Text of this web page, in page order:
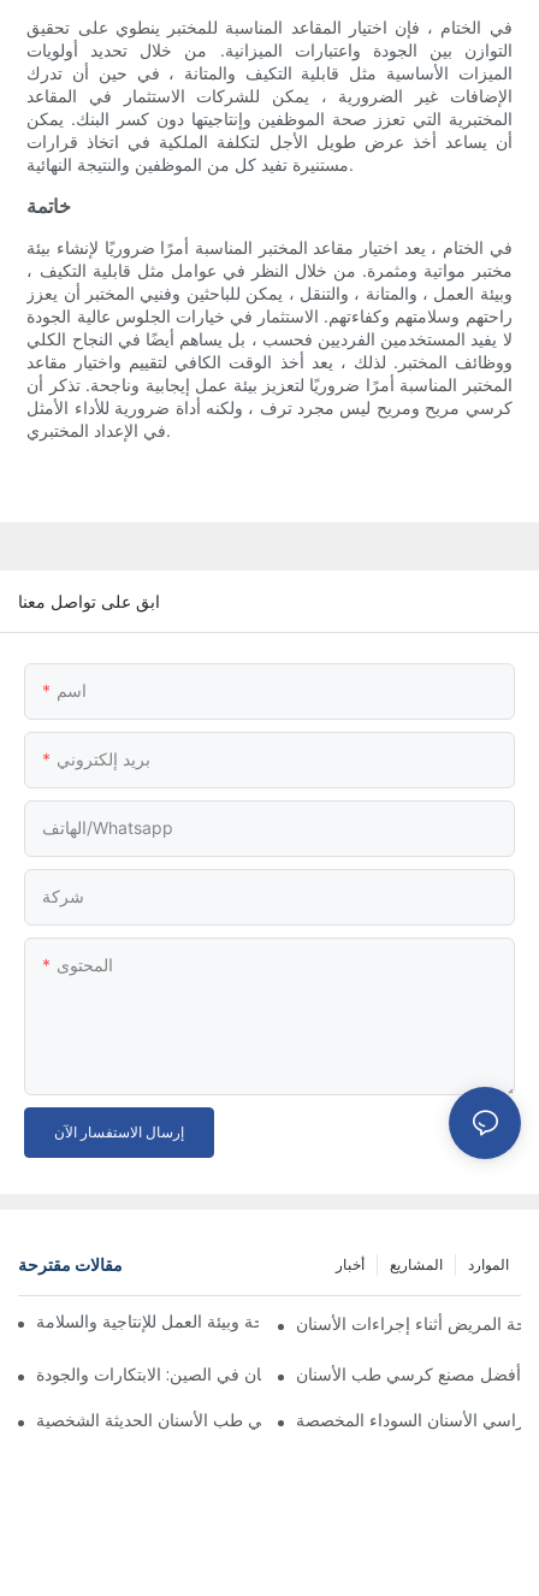
في الختام ، فإن اختيار المقاعد المناسبة للمختبر ينطوي على تحقيق
التوازن بين الجودة واعتبارات الميزانية. من خلال تحديد أولويات
الميزات الأساسية مثل قابلية التكيف والمتانة ، في حين أن تدرك
الإضافات غير الضرورية ، يمكن للشركات الاستثمار في المقاعد
المختبرية التي تعزز صحة الموظفين وإنتاجيتها دون كسر البنك. يمكن
أن يساعد أخذ عرض طويل الأجل لتكلفة الملكية في اتخاذ قرارات
مستنيرة تفيد كل من الموظفين والنتيجة النهائية.
خاتمة
في الختام ، يعد اختيار مقاعد المختبر المناسبة أمرًا ضروريًا لإنشاء بيئة
مختبر مواتية ومثمرة. من خلال النظر في عوامل مثل قابلية التكيف ،
وبيئة العمل ، والمتانة ، والتنقل ، يمكن للباحثين وفنيي المختبر أن يعزز
راحتهم وسلامتهم وكفاءتهم. الاستثمار في خيارات الجلوس عالية الجودة
لا يفيد المستخدمين الفرديين فحسب ، بل يساهم أيضًا في النجاح الكلي
ووظائف المختبر. لذلك ، يعد أخذ الوقت الكافي لتقييم واختيار مقاعد
المختبر المناسبة أمرًا ضروريًا لتعزيز بيئة عمل إيجابية وناجحة. تذكر أن
كرسي مريح ومريح ليس مجرد ترف ، ولكنه أداة ضرورية للأداء الأمثل
في الإعداد المختبري.
ابق على تواصل معنا
اسم
بريد إلكتروني
الهاتف/whatsapp
شركة
المحتوى
إرسال الاستفسار الآن
مقالات مقترحة الموارد المشاريع أخبار
اختيار مقاعد المختبر المناسبة: الراحة وبيئة العمل للإنتاجية والسلامة
المريض أثناء إجراءات الأسنان
أفضل شركات تصنيع كراسي طب الأسنان في الصين: الابتكارات والجودة
أفضل مصنع كرسي طب الأسنان
مستقبل طب الأسنان: كراسي طب الأسنان الحديثة الشخصية
كراسي الأسنان السوداء المخصصة